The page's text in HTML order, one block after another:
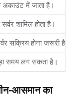
में जाता है।
शामिल होता है।
सक्रिय होना जरूरी है।
समय लग सकता है।
आसमान का